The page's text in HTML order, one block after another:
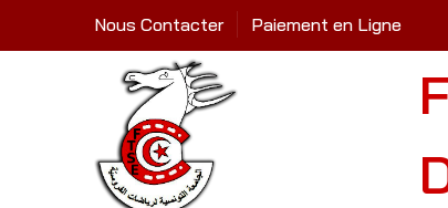
Nous Contacter Paiement en Ligne